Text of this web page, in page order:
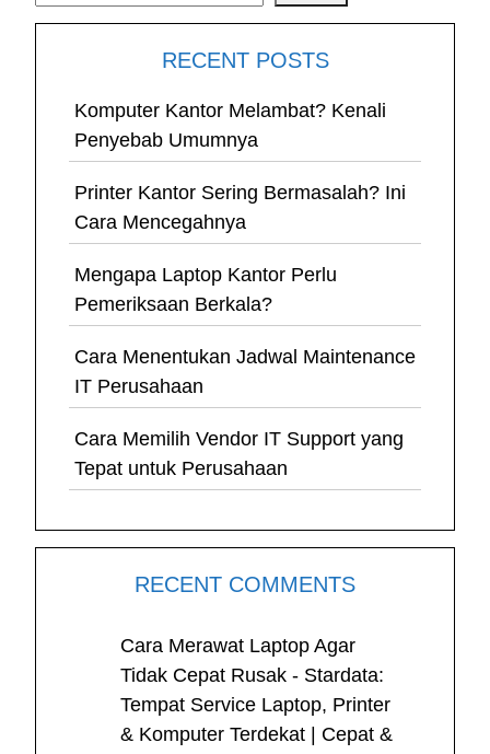
RECENT POSTS
Komputer Kantor Melambat? Kenali
Penyebab Umumnya
Printer Kantor Sering Bermasalah? Ini
Cara Mencegahnya
Mengapa Laptop Kantor Perlu
Pemeriksaan Berkala?
Cara Menentukan Jadwal Maintenance
IT Perusahaan
Cara Memilih Vendor IT Support yang
Tepat untuk Perusahaan
RECENT COMMENTS
Cara Merawat Laptop Agar
Tidak Cepat Rusak - Stardata:
Tempat Service Laptop, Printer
& Komputer Terdekat | Cepat &